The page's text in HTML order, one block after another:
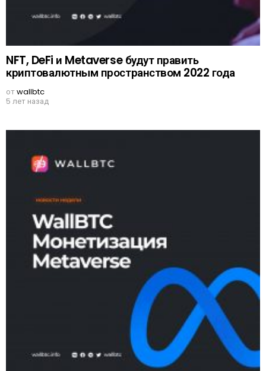
NFT, DeFi и Metaverse будут править
криптовалютным пространством 2022 года
отwallbtc
5 лет назад